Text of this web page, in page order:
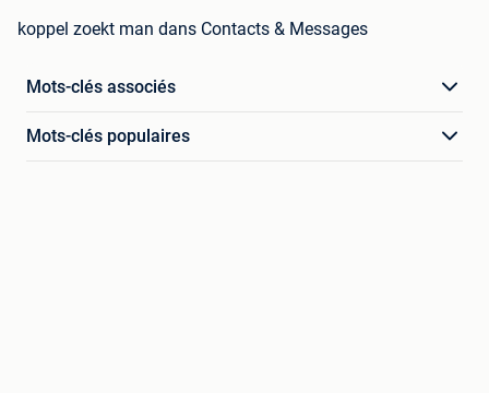
koppel zoekt man dans Contacts & Messages
Mots-clés associés
Mots-clés populaires